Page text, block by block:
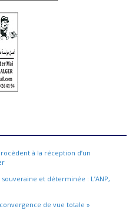
à la réception d’un
et déterminée : L’ANP,
de vue totale »